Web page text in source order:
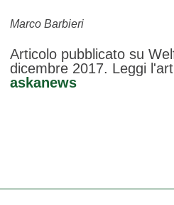
Marco Barbieri
Articolo pubblicato su
dicembre 2017. Leggi
askanews